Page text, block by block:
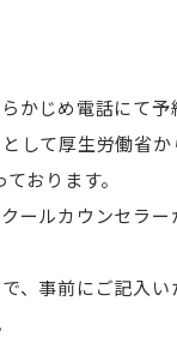
かじめ電話にて予
して厚生労働省
おります。
ールカウンセラ
、事前にご記入